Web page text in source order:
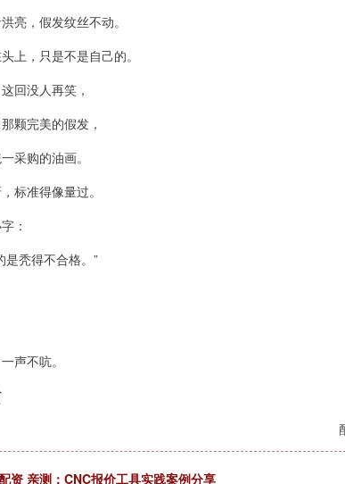
亮，假发纹丝不动。
上，只是不是自己的。
回没人再笑，
颗完美的假发，
采购的油画。
标准得像量过。
：
是秃得不合格。”
声不吭。
资 亲测：CNC报价工具实践案例分享